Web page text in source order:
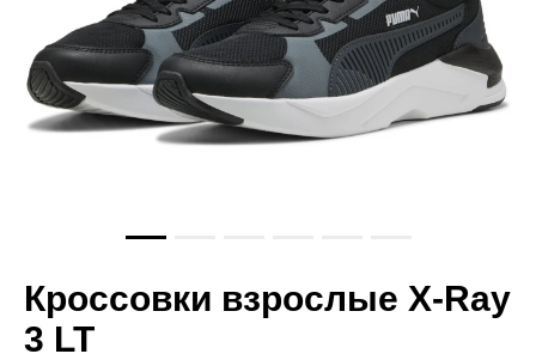
Кроссовки взрослые X-Ray
3 LT